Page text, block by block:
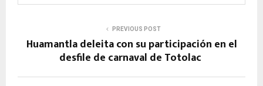
PREVIOUS POST
Huamantla deleita con su participación en el
desfile de carnaval de Totolac